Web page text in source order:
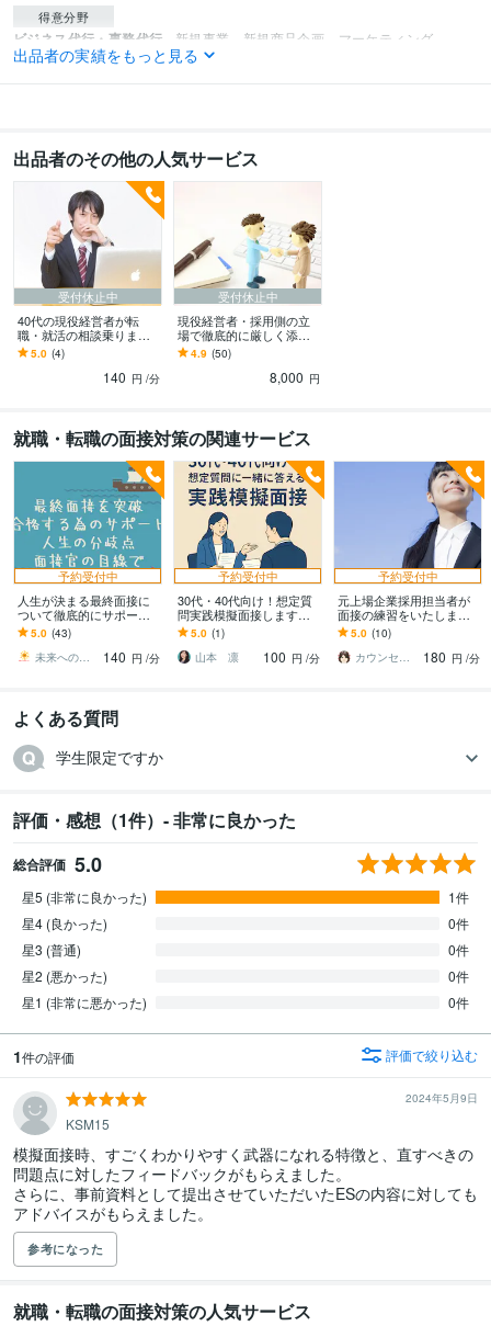
得意分野
ビジネス代行・事務代行 新規事業、新規商品企画、マーケティング
旅行、人材
出品者の実績をもっと見る
出品者のその他の人気サービス
受付休止中
40代の現役経営者が転
職・就活の相談乗ります
起業経験ありの経営者が
就活や転職活動のお話を
5.0 (4)
140 円 /分
受付休止中
現役経営者・採用側の立
場で徹底的に厳しく添削
します 人材系、ベンチャ
ー志望者にも説得力ある
4.9 (50)
8,000 円
就職・転職の面接対策の関連サービス
予約受付中
人生が決まる最終面接に
ついて徹底的にサポート
します 最終面接を合格に
する為には？を支え導き
ます！
5.0 (43)
未来へのサポーター
140 円 /分
予約受付中
30代・40代向け！想定質
問実践模擬面接します
「強みの言語化と対策を
徹底サポート」
5.0 (1)
山本 凛
100 円 /分
予約受付中
元上場企業採用担当者が
面接の練習をいたします
就職や転職で内定を勝ち
取りたいあなたへ！
5.0 (10)
カウンセラー チャッキー
180 円 /分
よくある質問
学生限定ですか
評価・感想（1件）- 非常に良かった
総合評価 5.0
星5 (非常に良かった)
1件
星4 (良かった)
0件
星3 (普通)
0件
星2 (悪かった)
0件
星1 (非常に悪かった)
0件
1件の評価 評価で絞り込む
2024年5月9日
KSM15
模擬面接時、すごくわかりやすく武器になれる特徴と、直すべきの
問題点に対したフィードバックがもらえました。
さらに、事前資料として提出させていただいたESの内容に対しても
アドバイスがもらえました。
参考になった
就職・転職の面接対策の人気サービス